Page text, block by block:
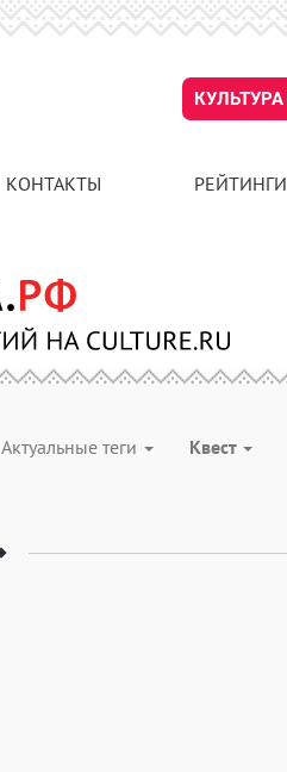
КУЛЬТУРА
КОНТАКТЫ РЕЙТИНГИ
Актуальные теги Квест